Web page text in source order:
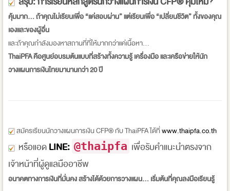
คุ้มมาก... ถ้าคุณไม่เรียนเพื่อ “แค่สอบผ่าน” แต่เรียนเพื่อ “เปลี่ยนชีวิต” ทั้งของคุณ
เองและของผู้อื่น
และถ้าคุณกำลังมองหาสถานที่ที่ให้มากกว่าแค่เนื้อหา...
ThaiPFA คือศูนย์อบรมต้นแบบที่สร้างทั้งความรู้ เครื่องมือ และเครือข่ายให้นัก
วางแผนการเงินไทยมานานกว่า 20 ปี
สมัครเรียนนักวางแผนการเงิน CFP® กับ ThaiPFA ได้ที่www.thaipfa.co.th
หรือแอดLINE: @thaipfa เพื่อรับคำแนะนำตรงจาก
เจ้าหน้าที่ผู้ดูแลมืออาชีพ
อนาคตทางการเงินที่มั่นคง สร้างได้ด้วยการวางแผน… เริ่มต้นที่คุณลงมือเรียนรู้